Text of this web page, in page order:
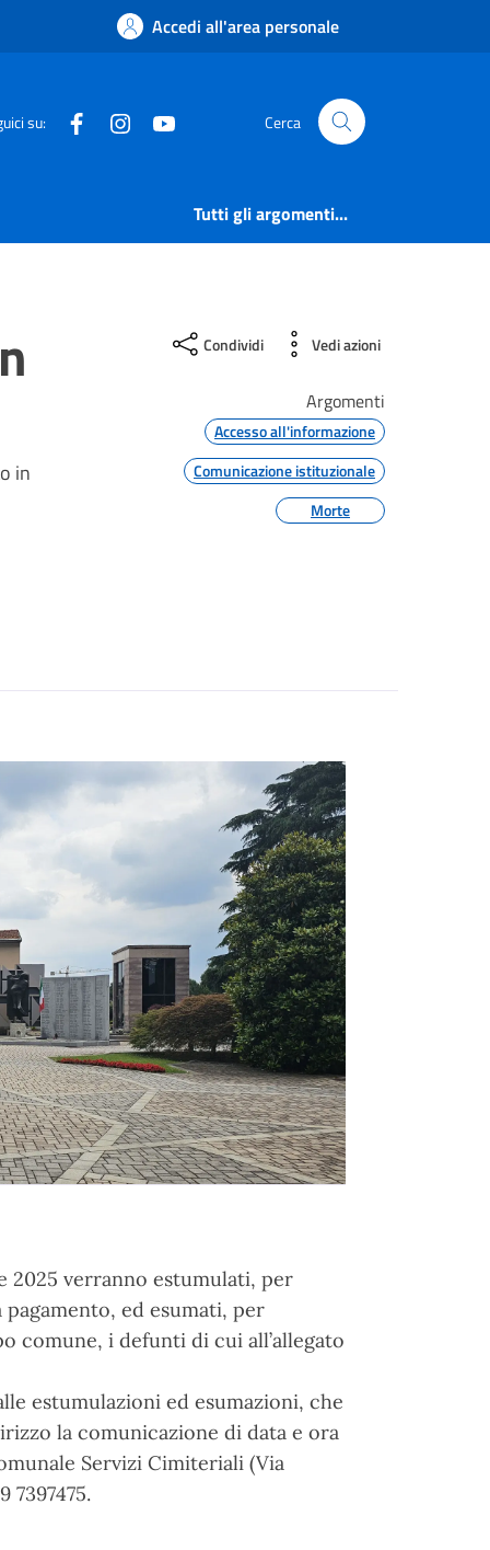
Accedi all'area personale
su: FacebookInstagram Cerca
Tutti gli argomenti...
in
Condividi Vedi azioni
Argomenti
Accesso all'informazione
Comunicazione istituzionale
Morte
2025 verranno estumulati, per
ed esumati, per
comune, i defunti di cui all’allegato
estumulazioni ed esumazioni, che
la comunicazione di data e ora
Servizi Cimiteriali (Via
7397475.